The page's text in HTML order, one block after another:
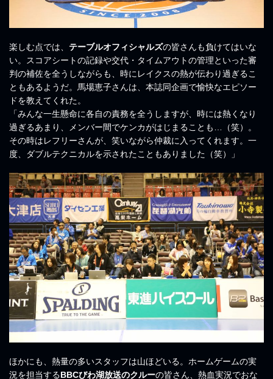
楽しむ点では、 テーブルオフィシャルズの皆さんも負けてはいな
い。スコアシートの記録や交代・タイムアウトの管理といった審
判の補佐を全うしながらも、時にレイクスの熱が伝わり過ぎるこ
ともあるようだ。馬場恵子さんは、本誌同企画で愉快なエピソー
ドを教えてくれた。
「みんな一生懸命に各自の責務を全うしますが、時には熱くなり
過ぎるあまり、メンバー間でケンカがはじまることも…（笑）。
その時はレフリーさんが、笑いながら仲裁に入ってくれます。一
度、ダブルテクニカルを示されたこともありました（笑）」
ほかにも、熱量の多いスタッフは山ほどいる。ホームゲームの実
況を担当するBBCびわ湖放送のクルーの皆さん、熱血実況でおな